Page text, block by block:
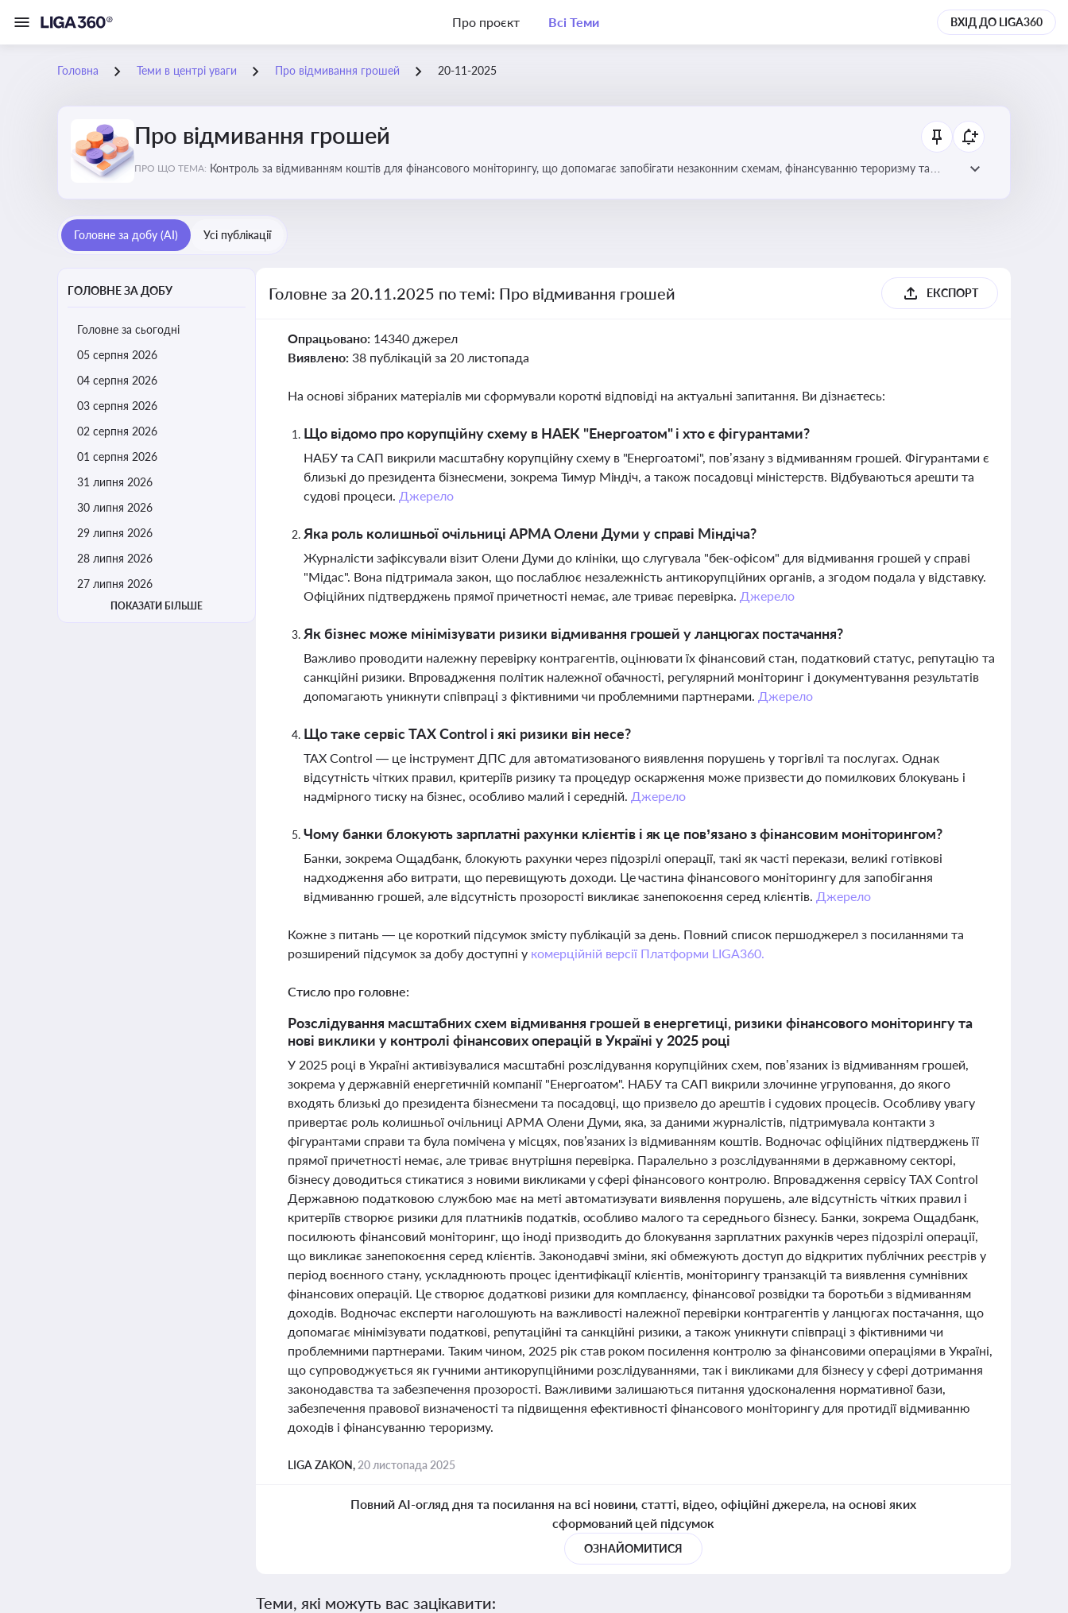
Про проєкт Всі Теми ВХІД ДО LIGA360
Головна Теми в центрі уваги Про відмивання грошей 20-11-2025
Про відмивання грошей
ПРО ЩО ТЕМА: Контроль за відмиванням коштів для фінансового моніторингу, що допомагає запобігати незаконним схемам, фінансуванню тероризму та
Головне за добу (AI) Усі публікації
ГОЛОВНЕ ЗА ДОБУ
Головне за сьогодні
05 серпня 2026
04 серпня 2026
03 серпня 2026
02 серпня 2026
01 серпня 2026
31 липня 2026
30 липня 2026
29 липня 2026
28 липня 2026
27 липня 2026
ПОКАЗАТИ БІЛЬШЕ
Головне за 20.11.2025 по темі: Про відмивання грошей ЕКСПОРТ
Опрацьовано: 14340 джерел
Виявлено: 38 публікацій за 20 листопада
На основі зібраних матеріалів ми сформували короткі відповіді на актуальні запитання. Ви дізнаєтесь:
Що відомо про корупційну схему в НАЕК "Енергоатом" і хто є фігурантами?
НАБУ та САП викрили масштабну корупційну схему в "Енергоатомі", пов’язану з відмиванням грошей. Фігурантами є
близькі до президента бізнесмени, зокрема Тимур Міндіч, а також посадовці міністерств. Відбуваються арешти та
судові процеси. Джерело
Яка роль колишньої очільниці АРМА Олени Думи у справі Міндіча?
Журналісти зафіксували візит Олени Думи до клініки, що слугувала "бек-офісом" для відмивання грошей у справі
"Мідас". Вона підтримала закон, що послаблює незалежність антикорупційних органів, а згодом подала у відставку.
Офіційних підтверджень прямої причетності немає, але триває перевірка. Джерело
Як бізнес може мінімізувати ризики відмивання грошей у ланцюгах постачання?
Важливо проводити належну перевірку контрагентів, оцінювати їх фінансовий стан, податковий статус, репутацію та
санкційні ризики. Впровадження політик належної обачності, регулярний моніторинг і документування результатів
допомагають уникнути співпраці з фіктивними чи проблемними партнерами. Джерело
Що таке сервіс TAX Control і які ризики він несе?
TAX Control — це інструмент ДПС для автоматизованого виявлення порушень у торгівлі та послугах. Однак
відсутність чітких правил, критеріїв ризику та процедур оскарження може призвести до помилкових блокувань і
надмірного тиску на бізнес, особливо малий і середній. Джерело
Чому банки блокують зарплатні рахунки клієнтів і як це пов’язано з фінансовим моніторингом?
Банки, зокрема Ощадбанк, блокують рахунки через підозрілі операції, такі як часті перекази, великі готівкові
надходження або витрати, що перевищують доходи. Це частина фінансового моніторингу для запобігання
відмиванню грошей, але відсутність прозорості викликає занепокоєння серед клієнтів. Джерело
Кожне з питань — це короткий підсумок змісту публікацій за день. Повний список першоджерел з посиланнями та
розширений підсумок за добу доступні у комерційній версії Платформи LIGA360.
Стисло про головне:
Розслідування масштабних схем відмивання грошей в енергетиці, ризики фінансового моніторингу та
нові виклики у контролі фінансових операцій в Україні у 2025 році
У 2025 році в Україні активізувалися масштабні розслідування корупційних схем, пов’язаних із відмиванням грошей,
зокрема у державній енергетичній компанії "Енергоатом". НАБУ та САП викрили злочинне угруповання, до якого
входять близькі до президента бізнесмени та посадовці, що призвело до арештів і судових процесів. Особливу увагу
привертає роль колишньої очільниці АРМА Олени Думи, яка, за даними журналістів, підтримувала контакти з
фігурантами справи та була помічена у місцях, пов’язаних із відмиванням коштів. Водночас офіційних підтверджень її
прямої причетності немає, але триває внутрішня перевірка. Паралельно з розслідуваннями в державному секторі,
бізнесу доводиться стикатися з новими викликами у сфері фінансового контролю. Впровадження сервісу TAX Control
Державною податковою службою має на меті автоматизувати виявлення порушень, але відсутність чітких правил і
критеріїв створює ризики для платників податків, особливо малого та середнього бізнесу. Банки, зокрема Ощадбанк,
посилюють фінансовий моніторинг, що іноді призводить до блокування зарплатних рахунків через підозрілі операції,
що викликає занепокоєння серед клієнтів. Законодавчі зміни, які обмежують доступ до відкритих публічних реєстрів у
період воєнного стану, ускладнюють процес ідентифікації клієнтів, моніторингу транзакцій та виявлення сумнівних
фінансових операцій. Це створює додаткові ризики для комплаєнсу, фінансової розвідки та боротьби з відмиванням
доходів. Водночас експерти наголошують на важливості належної перевірки контрагентів у ланцюгах постачання, що
допомагає мінімізувати податкові, репутаційні та санкційні ризики, а також уникнути співпраці з фіктивними чи
проблемними партнерами. Таким чином, 2025 рік став роком посилення контролю за фінансовими операціями в Україні,
що супроводжується як гучними антикорупційними розслідуваннями, так і викликами для бізнесу у сфері дотримання
законодавства та забезпечення прозорості. Важливими залишаються питання удосконалення нормативної бази,
забезпечення правової визначеності та підвищення ефективності фінансового моніторингу для протидії відмиванню
доходів і фінансуванню тероризму.
LIGA ZAKON, 20 листопада 2025
Повний AI-огляд дня та посилання на всі новини, статті, відео, офіційні джерела, на основі яких
сформований цей підсумок
ОЗНАЙОМИТИСЯ
Теми, які можуть вас зацікавити: